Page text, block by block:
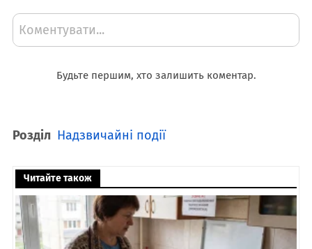
Коментувати...
Будьте першим, хто залишить коментар.
Розділ Надзвичайні події
Читайте також